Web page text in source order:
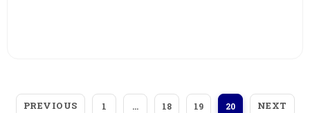
PREVIOUS 1 … 18 19 20 NEXT